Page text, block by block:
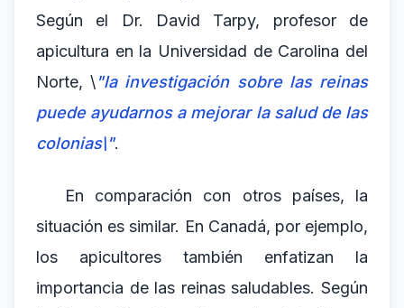
Según el Dr. David Tarpy, profesor de
apicultura en la Universidad de Carolina del
Norte, \"la investigación sobre las reinas
puede ayudarnos a mejorar la salud de las
colonias\".
En comparación con otros países, la
situación es similar. En Canadá, por ejemplo,
los apicultores también enfatizan la
importancia de las reinas saludables. Según